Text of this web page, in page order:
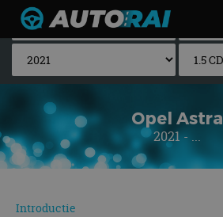
Autonieuws
Podcast
Autotests
Automerken
Adverteren
Contact
Opel Astra
2021 - ...
Introductie